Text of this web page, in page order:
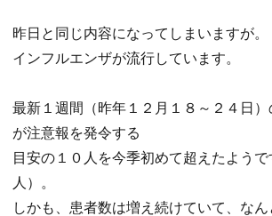
昨日と同じ内容になってしまいますが。
インフルエンザが流行しています。
最新１週間（昨年１２月１８～２４日
が注意報を発令する
目安の１０人を今季初めて超えたようで
人）。
しかも、患者数は増え続けていて、な